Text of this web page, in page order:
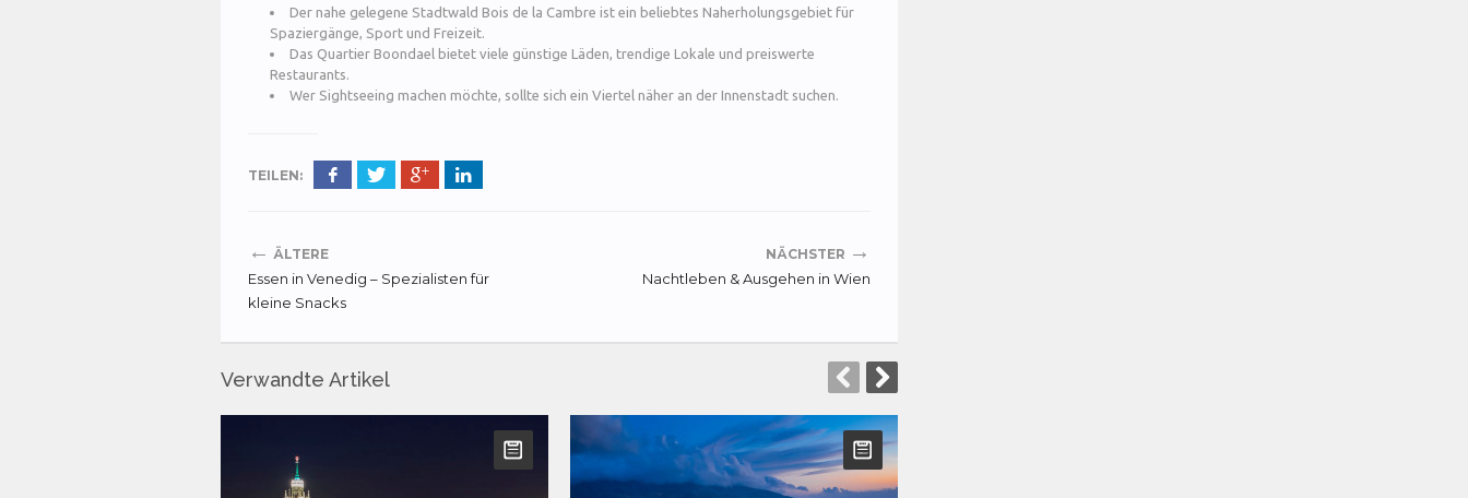
Der nahe gelegene Stadtwald Bois de la Cambre ist ein beliebtes Naherholungsgebiet für
Spaziergänge, Sport und Freizeit.
Das Quartier Boondael bietet viele günstige Läden, trendige Lokale und preiswerte
Restaurants.
Wer Sightseeing machen möchte, sollte sich ein Viertel näher an der Innenstadt suchen.
TEILEN:
← ÄLTERE
Essen in Venedig – Spezialisten für
kleine Snacks
NÄCHSTER →
Nachtleben & Ausgehen in Wien
Verwandte Artikel